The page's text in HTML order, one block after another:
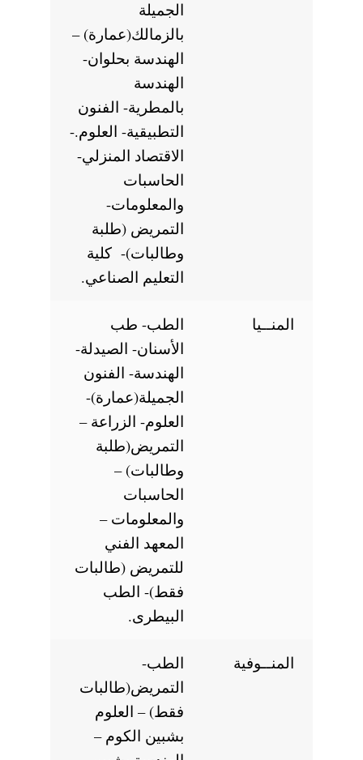
بالزمالك(عمارة) –
الهندسة بحلوان-
بالمطرية- الفنون
التطبيقية- العلوم.-
الاقتصاد المنزلي-
والمعلومات-
التمريض (طلبة
وطالبات)- كلية
التعليم الصناعي.
الطب- طب
الأسنان- الصيدلة-
الهندسة- الفنون
الجميلة(عمارة)-
العلوم- الزراعة –
التمريض(طلبة
وطالبات) –
والمعلومات –
المعهد الفني
للتمريض (طالبات
فقط)- الطب
الطب-
التمريض(طالبات
فقط) – العلوم
بشبين الكوم –